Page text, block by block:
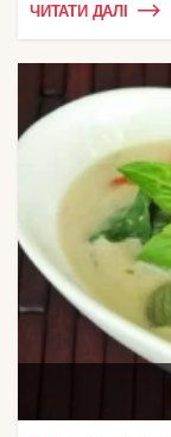
ЧИТАТИ ДАЛІ